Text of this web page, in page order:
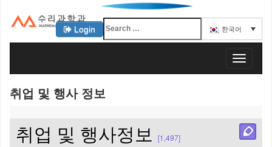
KAIST 수리과학과
Login 한국어
T
o
취업 및 행사 정보
취업 및 행사정보 [1,497]